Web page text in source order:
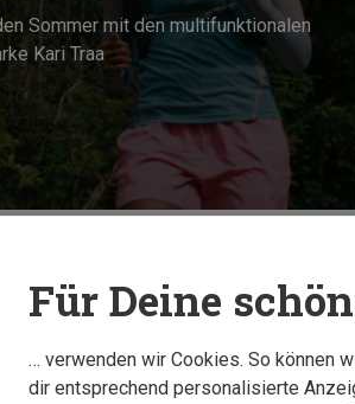
Sommer mit den multifunktionalen
Kari Traa
Für Deine
… verwenden wir Cookies. So können
dir entsprechend personalisierte